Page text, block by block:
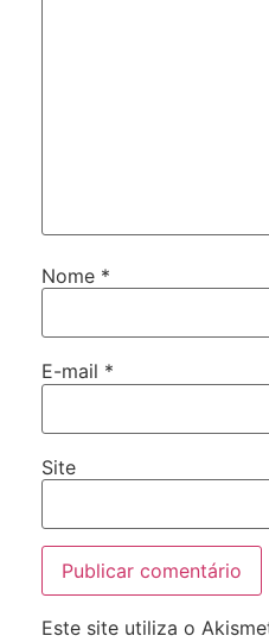
Nome *
E-mail *
Site
Este site utiliza o